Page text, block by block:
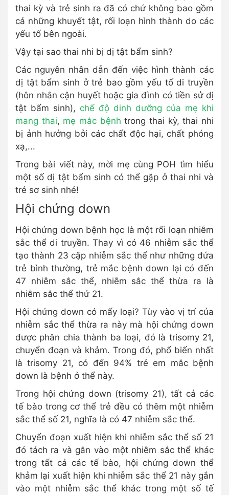
thai kỳ và trẻ sinh ra đã có chứ không bao gồm
cả những khuyết tật, rối loạn hình thành do các
yếu tố bên ngoài.
Vậy tại sao thai nhi bị dị tật bẩm sinh?
Các nguyên nhân dẫn đến việc hình thành các
dị tật bẩm sinh ở trẻ bao gồm yếu tố di truyền
(hôn nhân cận huyết hoặc gia đình có tiền sử dị
tật bẩm sinh), chế độ dinh dưỡng của mẹ khi
mang thai, mẹ mắc bệnh trong thai kỳ, thai nhi
bị ảnh hưởng bởi các chất độc hại, chất phóng
xạ,...
Trong bài viết này, mời mẹ cùng POH tìm hiểu
một số dị tật bẩm sinh có thể gặp ở thai nhi và
trẻ sơ sinh nhé!
Hội chứng down
Hội chứng down bệnh học là một rối loạn nhiễm
sắc thể di truyền. Thay vì có 46 nhiễm sắc thể
tạo thành 23 cặp nhiễm sắc thể như những đứa
trẻ bình thường, trẻ mắc bệnh down lại có đến
47 nhiễm sắc thể, nhiễm sắc thể thừa ra là
nhiễm sắc thể thứ 21.
Hội chứng down có mấy loại? Tùy vào vị trí của
nhiễm sắc thể thừa ra này mà hội chứng down
được phân chia thành ba loại, đó là trisomy 21,
chuyển đoạn và khảm. Trong đó, phổ biến nhất
là trisomy 21, có đến 94% trẻ em mắc bệnh
down là bệnh ở thể này.
Trong hội chứng down (trisomy 21), tất cả các
tế bào trong cơ thể trẻ đều có thêm một nhiễm
sắc thể số 21, nghĩa là có 47 nhiễm sắc thể.
Chuyển đoạn xuất hiện khi nhiễm sắc thể số 21
đó tách ra và gắn vào một nhiễm sắc thể khác
trong tất cả các tế bào, hội chứng down thể
khảm lại xuất hiện khi nhiễm sắc thể 21 này gắn
vào một nhiễm sắc thể khác trong một số tế